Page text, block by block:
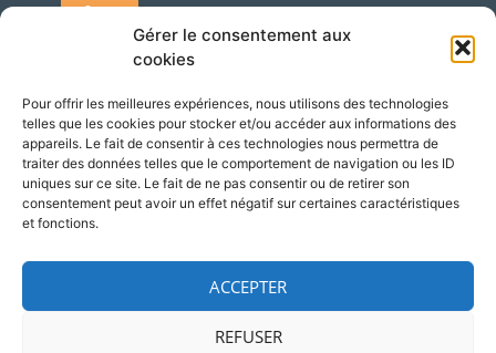
Gérer le consentement aux
cookies
Pour offrir les meilleures expériences, nous utilisons des technologies
telles que les cookies pour stocker et/ou accéder aux informations des
appareils. Le fait de consentir à ces technologies nous permettra de
traiter des données telles que le comportement de navigation ou les ID
uniques sur ce site. Le fait de ne pas consentir ou de retirer son
consentement peut avoir un effet négatif sur certaines caractéristiques
et fonctions.
ACCEPTER
REFUSER
Adresse
Accès
Silversquare – Courbevoie 13
1348 Louvain-la-Neuve